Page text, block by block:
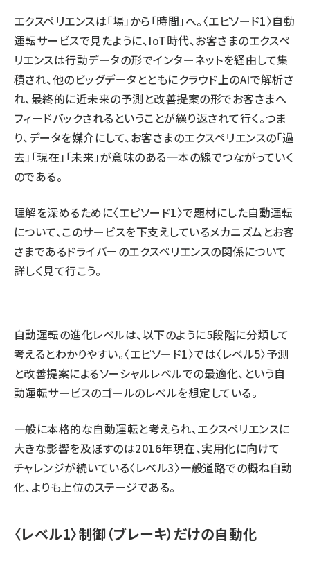
エクスペリエンスは「場」から「時間」へ。〈エピソード1〉自動
運転サービスで見たように、IoT時代、お客さまのエクスペ
リエンスは行動データの形でインターネットを経由して集
積され、他のビッグデータとともにクラウド上のAIで解析さ
れ、最終的に近未来の予測と改善提案の形でお客さまへ
フィードバックされるということが繰り返されて行く。つま
り、データを媒介にして、お客さまのエクスペリエンスの「過
去」「現在」「未来」が意味のある一本の線でつながっていく
のである。
理解を深めるために〈エピソード1〉で題材にした自動運転
について、このサービスを下支えしているメカニズムとお客
さまであるドライバーのエクスペリエンスの関係について
詳しく見て行こう。
自動運転の進化レベルは、以下のように5段階に分類して
考えるとわかりやすい。〈エピソード1〉では〈レベル5〉予測
と改善提案によるソーシャルレベルでの最適化、という自
動運転サービスのゴールのレベルを想定している。
一般に本格的な自動運転と考えられ、エクスペリエンスに
大きな影響を及ぼすのは2016年現在、実用化に向けて
チャレンジが続いている〈レベル3〉一般道路での概ね自動
化、よりも上位のステージである。
〈レベル1〉制御（ブレーキ）だけの自動化